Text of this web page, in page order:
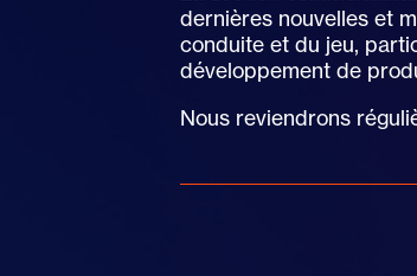
dernières nouvelles et
conduite et du jeu,
développement de
Nous reviendrons